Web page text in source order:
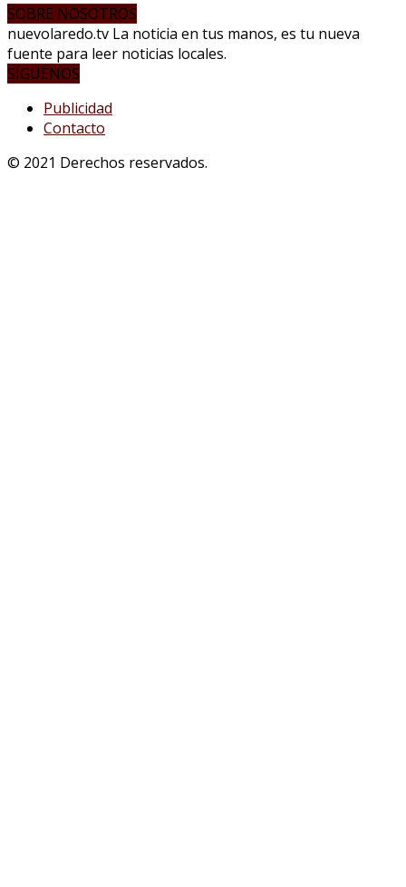
SOBRE NOSOTROS
nuevolaredo.tv La noticia en tus manos, es tu nueva
fuente para leer noticias locales.
SÍGUENOS
Publicidad
Contacto
© 2021 Derechos reservados.